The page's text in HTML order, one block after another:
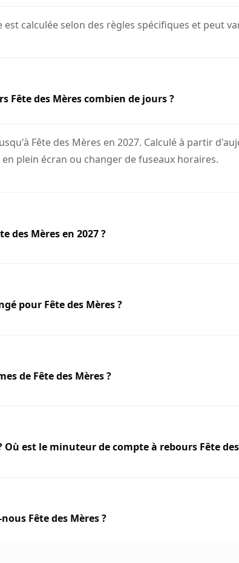
calculée selon des règles spécifiques et peut
Fête des Mères combien de jours ?
Fête des Mères en 2027. Calculé à partir
plein écran ou changer de fuseaux horaires.
des Mères en 2027 ?
pour Fête des Mères ?
de Fête des Mères ?
est le minuteur de compte à rebours Fête
Fête des Mères ?